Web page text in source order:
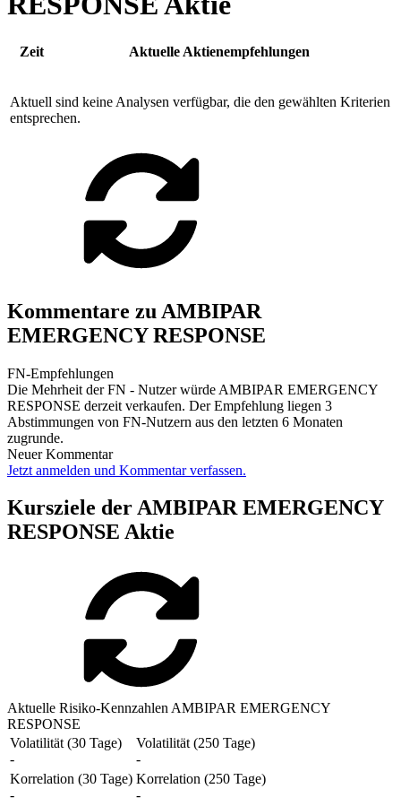
Zeit Aktuelle Aktienempfehlungen
Aktuell sind keine Analysen verfügbar, die den gewählten Kriterien
entsprechen.
Kommentare zu AMBIPAR
EMERGENCY RESPONSE
FN-Empfehlungen
Die Mehrheit der FN - Nutzer würde AMBIPAR EMERGENCY
RESPONSE derzeit verkaufen. Der Empfehlung liegen 3
Abstimmungen von FN-Nutzern aus den letzten 6 Monaten
zugrunde.
Neuer Kommentar
Jetzt anmelden und Kommentar verfassen.
Kursziele der AMBIPAR EMERGENCY
RESPONSE Aktie
Aktuelle Risiko-Kennzahlen AMBIPAR EMERGENCY
RESPONSE
Volatilität (30 Tage)
-
Volatilität (250 Tage)
-
Korrelation (30 Tage)
-
Korrelation (250 Tage)
-